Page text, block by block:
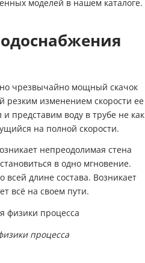
моделей в нашем каталоге.
но чрезвычайно мощный скачок
резким изменением скорости ее
представим воду в трубе не как
на полной скорости.
непреодолимая стена
в одно мгновение.
всей длине состава. Возникает
всё на своем пути.
процесса